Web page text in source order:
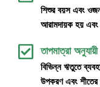
শিশুর বয়স এবং
আরামদায়ক হয় এবং
তাপমাত্রা
বিভিন্ন ঋতুতে
উপকরণ এবং